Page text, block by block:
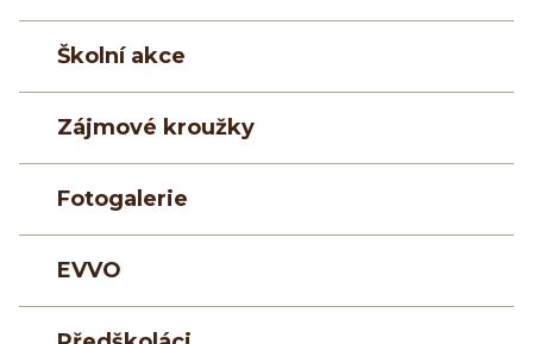
Školní akce
Zájmové kroužky
Fotogalerie
EVVO